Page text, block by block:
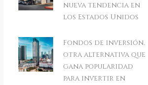
nueva tendencia en
los Estados Unidos
Fondos de inversión,
otra alternativa que
gana popularidad
para invertir en